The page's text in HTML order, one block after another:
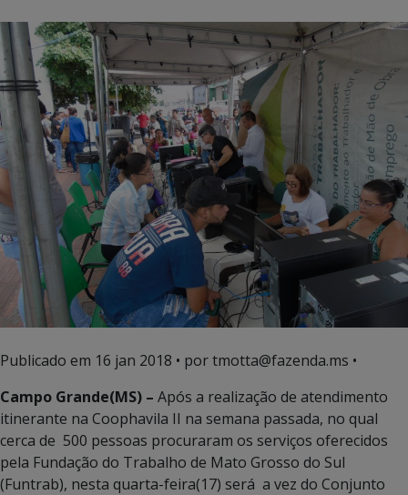
Publicado em 16 jan 2018 • por tmotta@fazenda.ms •
Campo Grande(MS) – Após a realização de atendimento
itinerante na Coophavila II na semana passada, no qual
cerca de 500 pessoas procuraram os serviços oferecidos
pela Fundação do Trabalho de Mato Grosso do Sul
(Funtrab), nesta quarta-feira(17) será a vez do Conjunto